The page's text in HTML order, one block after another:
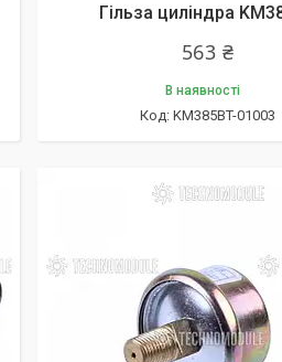
Гільза циліндра
563 ₴
В наявності
KM385BT-01003